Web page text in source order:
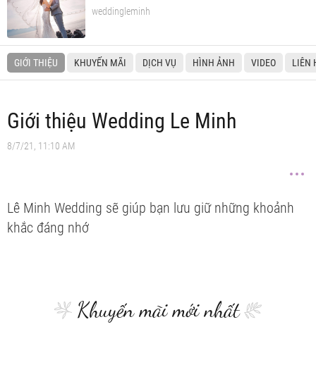
weddingleminh
GIỚI THIỆU KHUYẾN MÃI DỊCH VỤ HÌNH ẢNH VIDEO LIÊN
Giới thiệu Wedding Le Minh
8/7/21, 11:10 AM
Lê Minh Wedding sẽ giúp bạn lưu giữ những khoảnh
khắc đáng nhớ
Khuyến mãi mới nhất